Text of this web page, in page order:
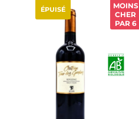
MOINS
CHER
PAR 6
ÉPUISÉ